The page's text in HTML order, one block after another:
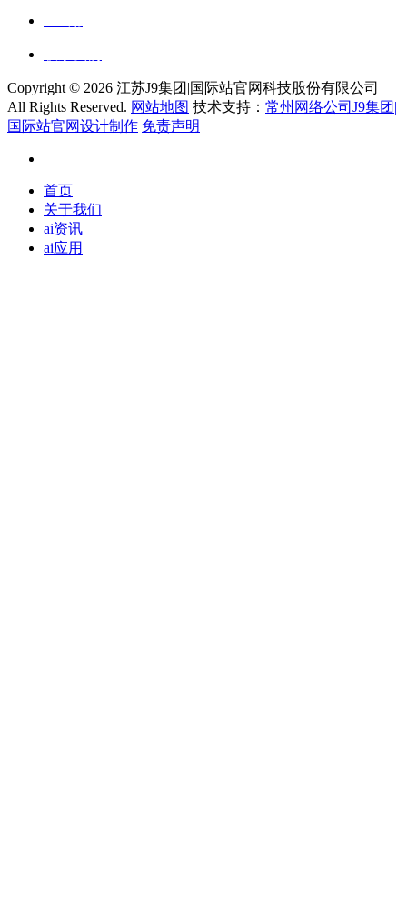
Copyright © 2026 江苏J9集团|国际站官网科技股份有限公司
All Rights Reserved. 网站地图 技术支持： 常州网络公司J9集团|
国际站官网设计制作 免责声明
首页
关于我们
ai资讯
ai应用